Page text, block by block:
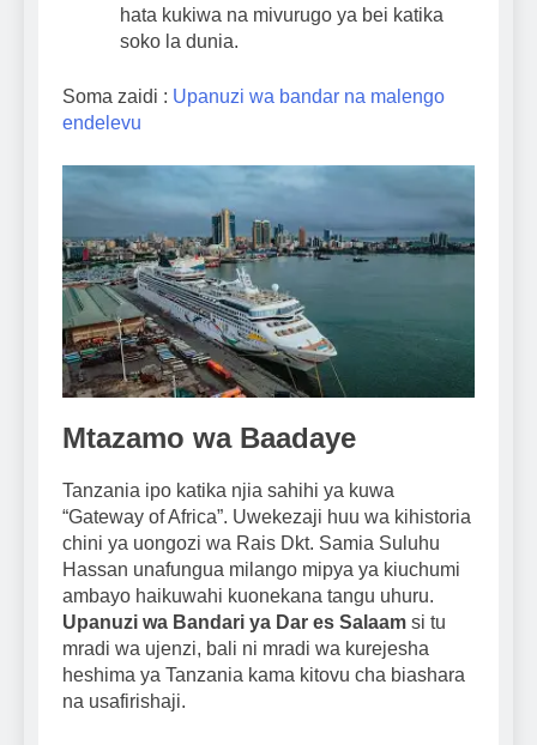
hata kukiwa na mivurugo ya bei katika
soko la dunia.
Soma zaidi : Upanuzi wa bandar na malengo
endelevu
Mtazamo wa Baadaye
Tanzania ipo katika njia sahihi ya kuwa
“Gateway of Africa”. Uwekezaji huu wa kihistoria
chini ya uongozi wa Rais Dkt. Samia Suluhu
Hassan unafungua milango mipya ya kiuchumi
ambayo haikuwahi kuonekana tangu uhuru.
Upanuzi wa Bandari ya Dar es Salaam si tu
mradi wa ujenzi, bali ni mradi wa kurejesha
heshima ya Tanzania kama kitovu cha biashara
na usafirishaji.